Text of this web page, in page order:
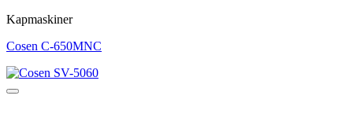
Kapmaskiner
Cosen C-650MNC